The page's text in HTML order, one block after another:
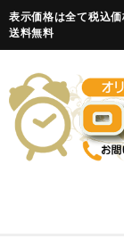
表示価格は全て税込
送料無料